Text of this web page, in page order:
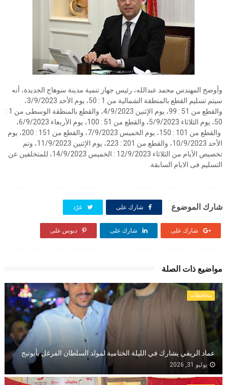
وأوضح المهندس محمد عبدالله، رئيس جهاز تنمية مدينة سوهاج الجديدة، أنه
سيتم تسليم القطع بالمنطقة الشمالية من 1 : 50، يوم الأحد 3/9/2023،
والقطع من 51 : 99، يوم الإثنين 4/9/2023، والقطع بالمنطقة الوسطى من 1 :
50، يوم الثلاثاء 5/9/2023، والقطع من 51 : 100، يوم الأربعاء 6/9/2023،
والقطع من 101 : 150، يوم الخميس 7/9/2023، والقطع من 151 : 200، يوم
الأحد 10/9/2023، والقطع من 201 : 223، يوم الإثنين 11/9/2023، وتم
تخصيص الأيام من الثلاثاء 12/9/2023 : الخميس 14/9/2023، للمتخلفين عن
التسليم فى الايام السابقة.
شارك الموضوع شارك على غرّد
شارك على شارك على دبوس على
مواضيع ذات الصلة
محافظات
عماد الريفي يشارك في الليلة الختامية لمولد السلطان الفرغل بأبوتيج
يوليو 31, 2026